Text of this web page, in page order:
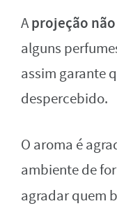
Aprojeção
alguns
assim garante
despercebido.
O aroma é
ambiente de
agradar quem